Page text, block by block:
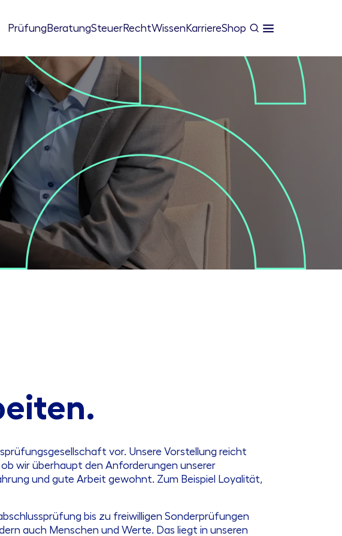
Prüfung BeratungSteuerRechtWissen KarriereShop
vor. Unsere Vorstellung reicht
wir überhaupt den Anforderungen unserer
und gute Arbeit gewohnt. Zum Beispiel Loyalität,
bis zu freiwilligen Sonderprüfungen
auch Menschen und Werte. Das liegt in unseren